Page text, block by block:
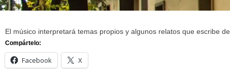
El músico interpretará temas propios y algunos relatos que escribe
Compártelo:
Facebook X